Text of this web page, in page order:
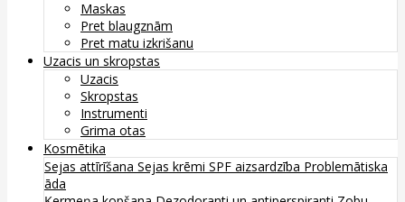
Maskas
Pret blaugznām
Pret matu izkrišanu
Uzacis un skropstas
Uzacis
Skropstas
Instrumenti
Grima otas
Kosmētika
Sejas attīrīšana Sejas krēmi SPF aizsardzība Problemātiska
āda